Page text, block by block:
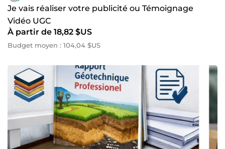
Je vais réaliser votre publicité ou Témoignage
Vidéo UGC
À partir de 18,82 $US
Budget moyen : 104,04 $US